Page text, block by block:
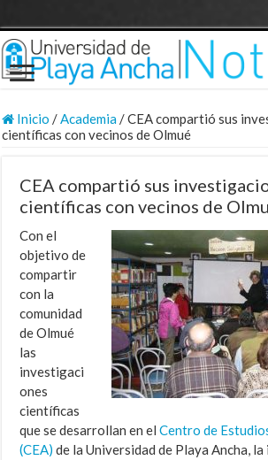
Inicio /Academia/CEA compartió sus
científicas con vecinos de Olmué
CEA compartió sus
científicas con vecinos de
Con el
objetivo de
compartir
con la
comunidad
de Olmué
las
investigaci
ones
científicas
que se desarrollan en elCentro de
(CEA) de la Universidad de Playa Ancha,